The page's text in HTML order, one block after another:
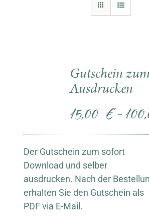
Gutschein zum
Ausdrucken
15,00€ –
Der Gutschein zum sofort
Download und selber
ausdrucken. Nach der
erhalten Sie den Gutschein als
PDF via E-Mail.